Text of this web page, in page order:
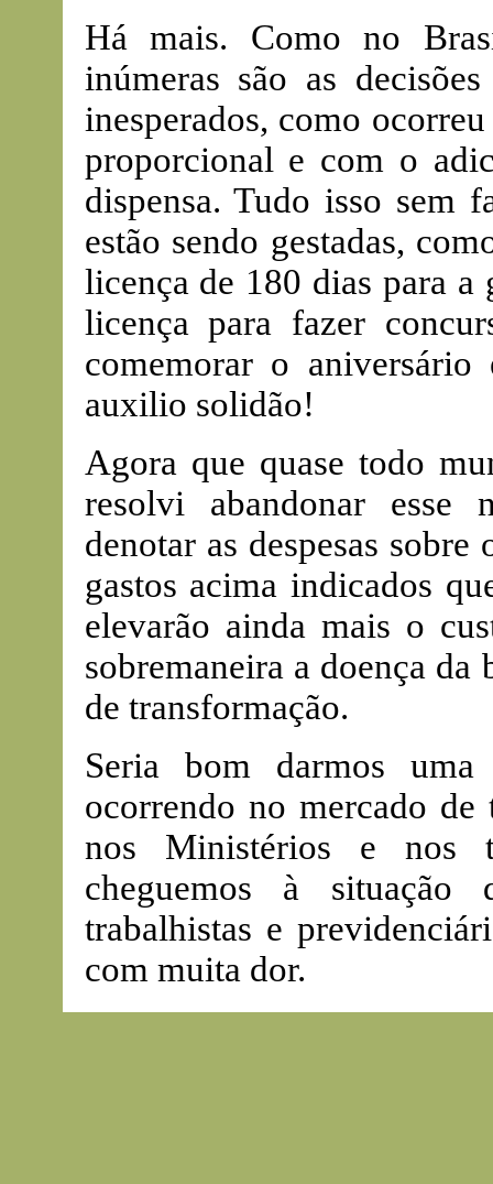
Há mais. Como no
inúmeras são as
inesperados, como
proporcional e com o
dispensa. Tudo isso sem
estão sendo gestadas,
licença de 180 dias para a
licença para fazer
comemorar o
auxilio solidão!
Agora que quase todo
resolvi abandonar esse
denotar as despesas
gastos acima indicados
elevarão ainda mais o
sobremaneira a doença
de transformação.
Seria bom darmos
ocorrendo no mercado
nos Ministérios e nos
cheguemos à
trabalhistas e
com muita dor.